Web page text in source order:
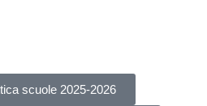
scuole 2025-2026